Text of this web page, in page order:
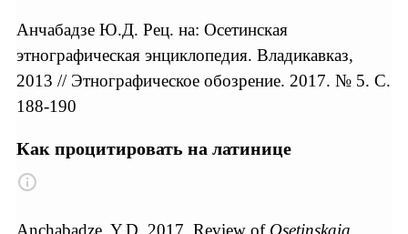
Анчабадзе Ю.Д. Рец. на: Осетинская
этнографическая энциклопедия. Владикавказ,
2013 // Этнографическое обозрение. 2017. № 5. С.
188-190
Как процитировать на латинице
Anchabadze, Y.D. 2017. Review of Osetinskaia